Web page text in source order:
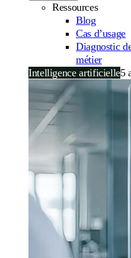
Ressources
Blog
Cas d’usage
Diagnostic
métier
Intelligence artificielle5